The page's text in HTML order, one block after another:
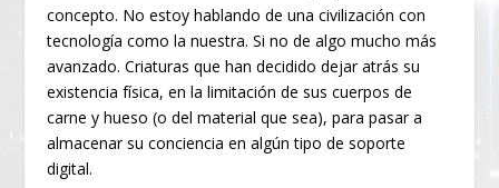
concepto. No estoy hablando de una civilización con
tecnología como la nuestra. Si no de algo mucho más
avanzado. Criaturas que han decidido dejar atrás su
existencia física, en la limitación de sus cuerpos de
carne y hueso (o del material que sea), para pasar a
almacenar su conciencia en algún tipo de soporte
digital.